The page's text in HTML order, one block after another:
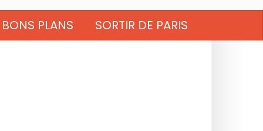
BONS PLANS SORTIR DE PARIS